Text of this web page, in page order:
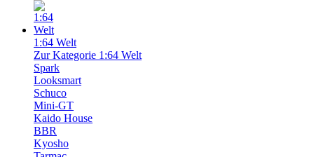
1:64 Welt
Zur Kategorie 1:64 Welt
Spark
Looksmart
Schuco
Mini-GT
Kaido House
BBR
Kyosho